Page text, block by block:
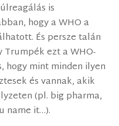
is
hogy a WHO a
És persze talán
ezt a WHO-
hogy mint minden ilyen
és vannak, akik
(pl. big pharma,
name it…).